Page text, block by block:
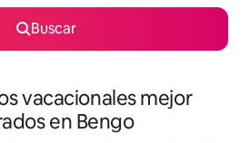
Buscar
vacacionales mejor
en Bengo